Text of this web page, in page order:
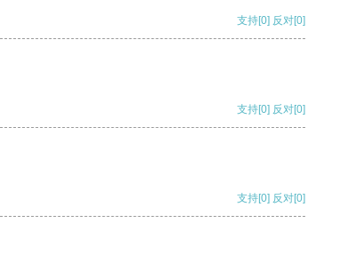
支持[0] 反对[0]
支持[0] 反对[0]
支持[0] 反对[0]